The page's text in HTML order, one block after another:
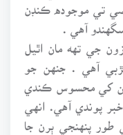
تي موجوده ڪنڊن
آهي .
جي تهه مان اٿيل
آهي . جنهن جو
کي محسوس ڪندي
پوندي آهي. انهي
پنهنجي ٻرن جا